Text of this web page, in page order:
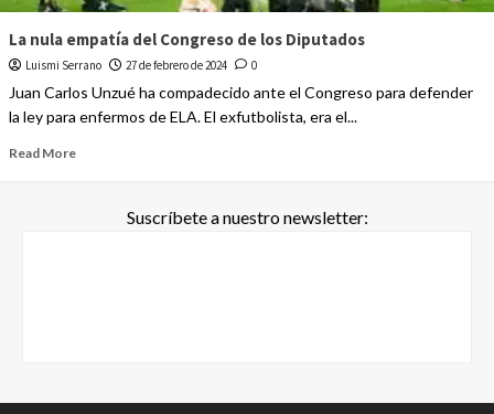
La nula empatía del Congreso de los Diputados
Luismi Serrano 27 de febrero de 2024 0
Juan Carlos Unzué ha compadecido ante el Congreso para defender
la ley para enfermos de ELA. El exfutbolista, era el...
Read More
Suscríbete a nuestro newsletter: